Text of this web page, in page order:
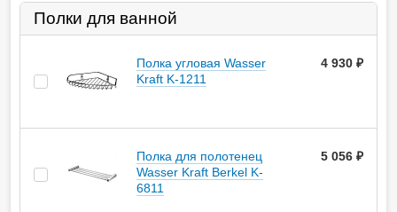
Полки для ванной
Полка угловая Wasser
Kraft K-1211
4 930
Полка для полотенец
Wasser Kraft Berkel K-
6811
5 056